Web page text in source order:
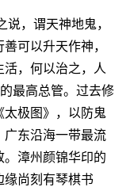
，谓天神地鬼，
可以升天作神，
，何以治之，人
最高总管。过去修
太极图》，以防鬼
广东沿海一带最流
漳州颜锦华印的
缘尚刻有琴棋书